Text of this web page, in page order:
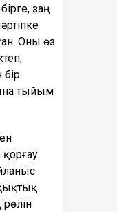
заң
Оны өз
тыйым